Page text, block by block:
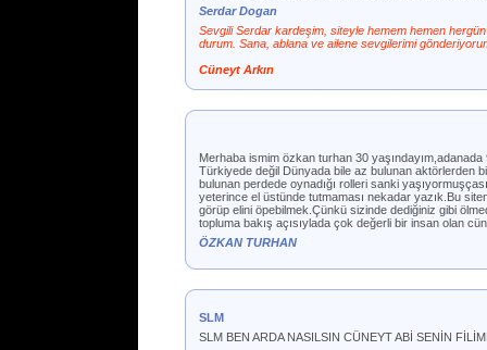
Serdar Dogan
Sevgili Serdar kardeşim, siteyle hemem hemen
durum. Sana, ablana ve ailene sevgilerimi
Cüneyt Arkın
Merhaba ismim özkan turhan 30
Türkiyede değil Dünyada bile az bulunan aktörlerden
bulunan perdede oynadığı rolleri sanki
yeterince el üstünde tutmaması nekadar yazık.Bu
görüp elini öpebilmek.Çünkü sizinde dediğiniz gibi
topluma bakış açısıylada çok değerli bir insan olan
ÖZKAN TURHAN
SLM
SLM BEN ARDA NASILSIN CÜNEYT ABİ SENİN